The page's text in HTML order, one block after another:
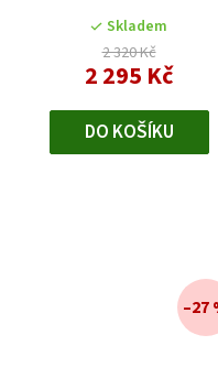
hvězdiček.
Skladem
2 320 Kč
2 295 Kč
DO KOŠÍKU
–27